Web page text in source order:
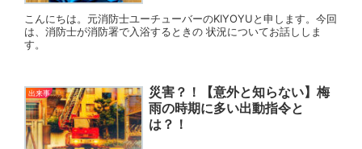
こんにちは。元消防士ユーチューバーのKIYOYUと申します。今回
は、消防士が消防署で入浴するときの 状況についてお話ししま
す。
出来事
災害？！【意外と知らない】梅
雨の時期に多い出動指令と
は？！